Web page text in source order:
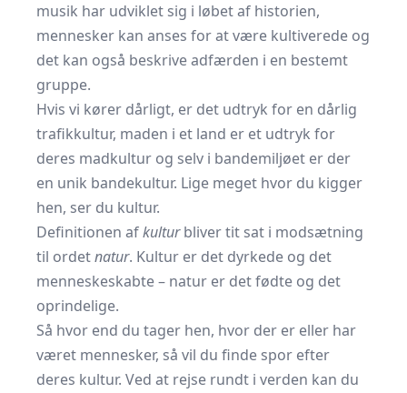
musik har udviklet sig i løbet af historien,
mennesker kan anses for at være kultiverede og
det kan også beskrive adfærden i en bestemt
gruppe.
Hvis vi kører dårligt, er det udtryk for en dårlig
trafikkultur, maden i et land er et udtryk for
deres madkultur og selv i bandemiljøet er der
en unik bandekultur. Lige meget hvor du kigger
hen, ser du kultur.
Definitionen afkulturbliver tit sat i modsætning
til ordetnatur. Kultur er det dyrkede og det
menneskeskabte – natur er det fødte og det
oprindelige.
Så hvor end du tager hen, hvor der er eller har
været mennesker, så vil du finde spor efter
deres kultur. Ved at rejse rundt i verden kan du